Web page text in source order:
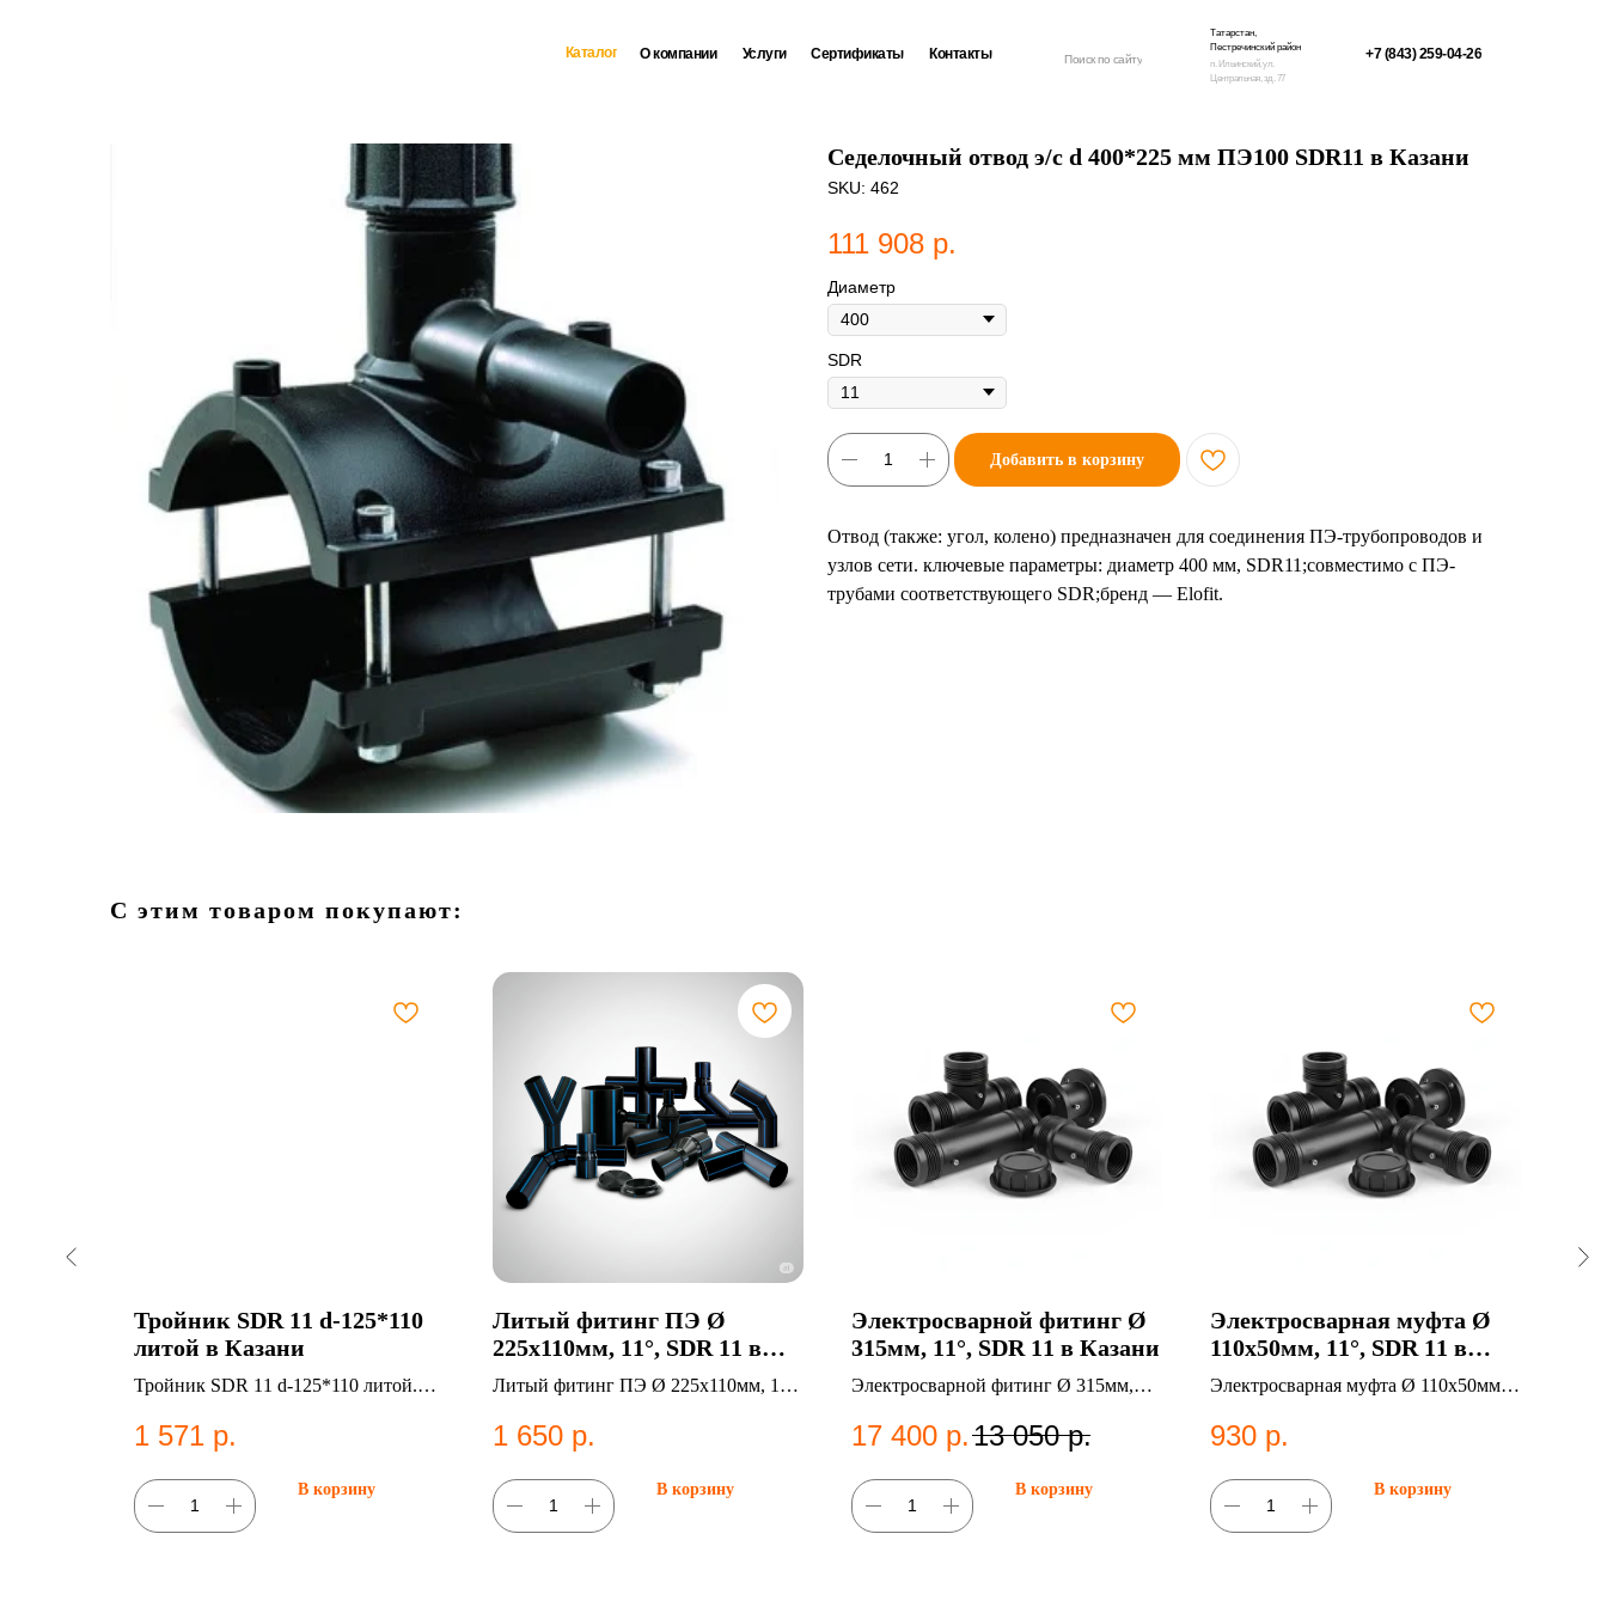
Поиск по сайту
Контакты
Сертификаты
Услуги +7 (843) 259-04-26
О компании
п. Ильинский, ул.
Центральная, зд. 77
Татарстан,
Пестречинский район
Каталог
Седелочный отвод э/с d 400*225 мм ПЭ100 SDR11 в Казани
SKU: 462
111 908 р.
Диаметр
SDR
Добавить в корзину
Отвод (также: угол, колено) предназначен для соединения ПЭ-трубопроводов и
узлов сети. ключевые параметры: диаметр 400 мм, SDR11;совместимо с ПЭ-
трубами соответствующего SDR;бренд — Elofit.
С этим товаром покупают:
Тройник SDR 11 d-125*110
литой в Казани
Тройник SDR 11 d-125*110 литой.
водоснабжения.
1 571 р.
В корзину
Литый фитинг ПЭ Ø
225х110мм, 11°, SDR 11 в
Казани
Литый фитинг ПЭ Ø 225х110мм, 11°,
1 650 р.
В корзину
Электросварной фитинг Ø
315мм, 11°, SDR 11 в Казани
Электросварной фитинг Ø 315мм,
Электросварные фитинги.
17 400 р.13 050 р.
В корзину
Электросварная муфта Ø
110х50мм, 11°, SDR 11 в
Казани
Электросварная муфта Ø 110х50мм,
Электросварные фитинги;Муфты.
930 р.
В корзину